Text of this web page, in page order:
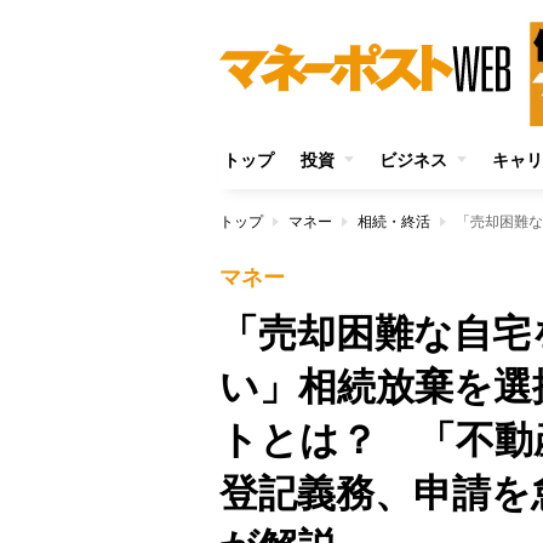
トップ 投資 ビジネス キャ
トップ マネー 相続・終活
マネー
「売却困難な自
い」相続放棄を
トとは？ 「不動
登記義務、申請